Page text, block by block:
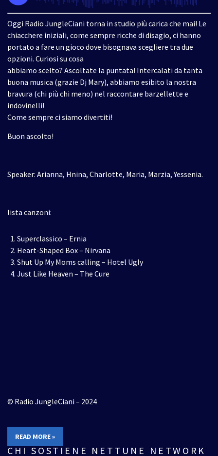
Oggi Radio JungleCiani torna in studio più carica che mai! Le
chiacchere iniziali, come sempre ricche di disagio, ci hanno
portato a fare un gioco dove bisognava scegliere tra due
opzioni. Curiosi su cosa
abbiamo scelto? Ascoltate la puntata! Intercalati da tanta
buona musica (grazie Dj Mary), abbiamo esibito la nostra
bravura (chi più chi meno) nel raccontare barzellette e
indovinelli!
Come sempre ci siamo divertiti!
Buon ascolto!
Speaker: Arianna, Hnina, Charlotte, Maria, Marzia, Yessenia.
lista canzoni:
Superclassico – Ernia
Heart-Shaped Box – Nirvana
Shut Up My Moms calling – Hotel Ugly
Just Like Heaven – The Cure
© Radio JungleCiani – 2024
READ MORE »
CHI SOSTIENE NETTUNE NETWORK